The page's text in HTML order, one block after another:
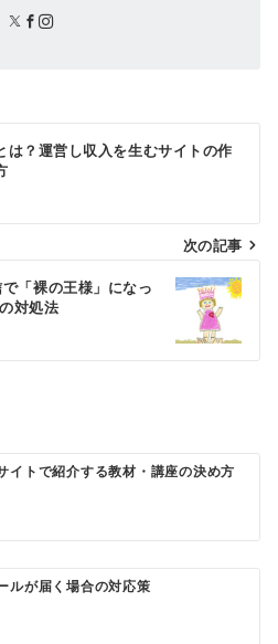
は？運営し収入を生むサイトの作
次の記事
「裸の王様」になっ
対処法
イトで紹介する教材・講座の決め方
ルが届く場合の対応策